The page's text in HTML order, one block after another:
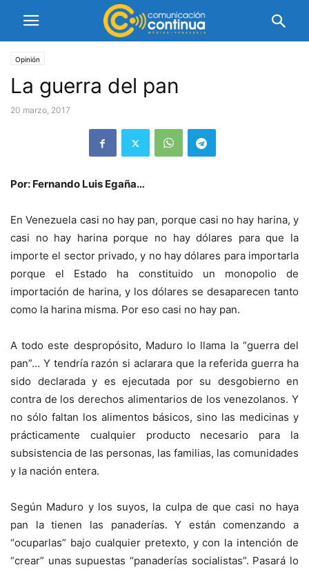
Opinión
La guerra del pan
20 marzo, 2017
Por: Fernando Luis Egaña…
En Venezuela casi no hay pan, porque casi no hay harina, y
casi no hay harina porque no hay dólares para que la
importe el sector privado, y no hay dólares para importarla
porque el Estado ha constituido un monopolio de
importación de harina, y los dólares se desaparecen tanto
como la harina misma. Por eso casi no hay pan.
A todo este despropósito, Maduro lo llama la “guerra del
pan”… Y tendría razón si aclarara que la referida guerra ha
sido declarada y es ejecutada por su desgobierno en
contra de los derechos alimentarios de los venezolanos. Y
no sólo faltan los alimentos básicos, sino las medicinas y
prácticamente cualquier producto necesario para la
subsistencia de las personas, las familias, las comunidades
y la nación entera.
Según Maduro y los suyos, la culpa de que casi no haya
pan la tienen las panaderías. Y están comenzando a
“ocuparlas” bajo cualquier pretexto, y con la intención de
“crear” unas supuestas “panaderías socialistas”. Pasará lo